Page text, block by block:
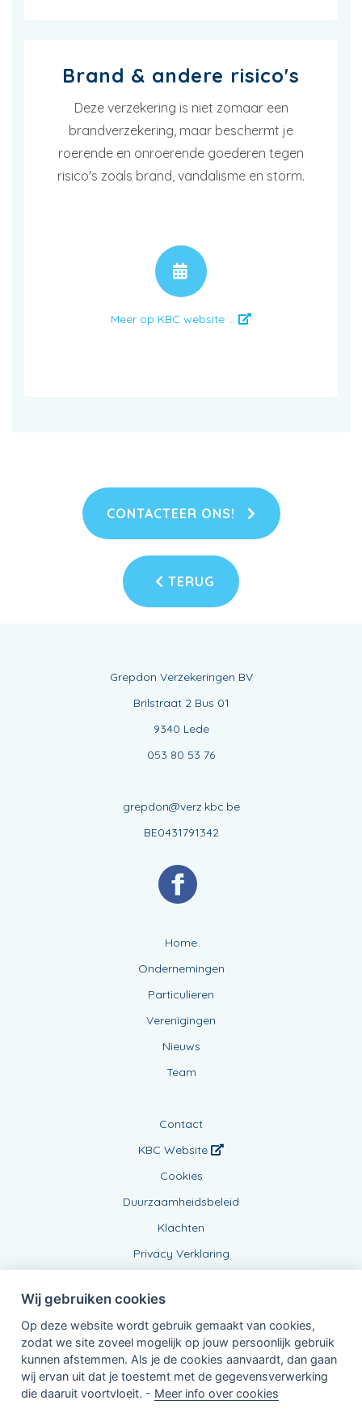
Brand & andere risico's
Deze verzekering is niet zomaar een
brandverzekering, maar beschermt je
roerende en onroerende goederen tegen
risico's zoals brand, vandalisme en storm.
Meer op KBC website ...
CONTACTEER ONS!
TERUG
Grepdon Verzekeringen BV
Brilstraat 2 Bus 01
9340 Lede
053 80 53 76
grepdon@verz.kbc.be
BE0431791342
Home
Ondernemingen
Particulieren
Verenigingen
Nieuws
Team
Contact
KBC Website
Cookies
Duurzaamheidsbeleid
Klachten
Privacy Verklaring
Verbonden Agent, BE0431791342
van KBC Verzekeringen nv
Wij gebruiken cookies
Op deze website wordt gebruik gemaakt van cookies,
zodat we site zoveel mogelijk op jouw persoonlijk gebruik
kunnen afstemmen. Als je de cookies aanvaardt, dan gaan
wij ervan uit dat je toestemt met de gegevensverwerking
die daaruit voortvloeit. - Meer info over cookies